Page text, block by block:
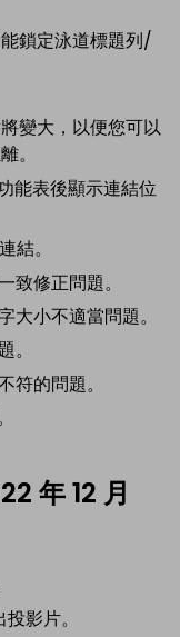
鎖定泳道標題列/
變大，以便您可以
。
能表後顯示連結位
結。
致修正問題。
小不適當問題。
的問題。
年 12 月
影片。